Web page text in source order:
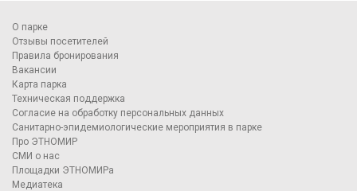
О парке
Отзывы посетителей
Правила бронирования
Вакансии
Карта парка
Техническая поддержка
Согласие на обработку персональных данных
Санитарно-эпидемиологические мероприятия в парке
Про ЭТНОМИР
СМИ о нас
Площадки ЭТНОМИРа
Медиатека